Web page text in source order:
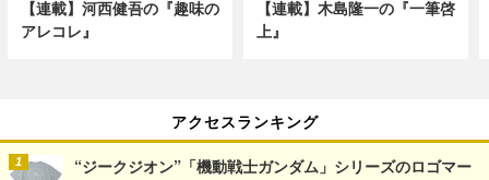
【連載】河西健吾の『趣味の
アレコレ』
【連載】木島隆一の『一筆啓
上』
アクセスランキング
“ジークジオン”「機動戦士ガンダム」シリーズのロゴマー